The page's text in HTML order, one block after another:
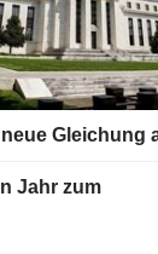
Gleichung
Jahr zum